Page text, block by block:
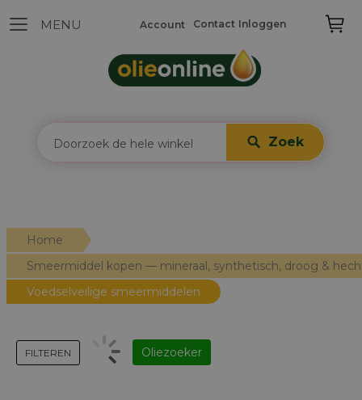
Zoek
Contact Inloggen
Account
Home
Smeermiddel kopen — mineraal, synthetisch, droog &
Voedselveilige smeermiddelen
FILTEREN Oliezoeker